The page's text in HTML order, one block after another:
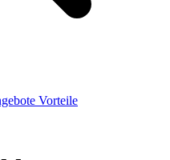
Vorteile